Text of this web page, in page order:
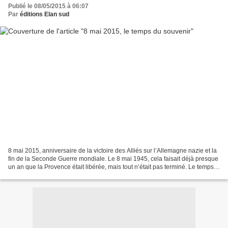
Publié le 08/05/2015 à 06:07
Par éditions Elan sud
8 mai 2015, anniversaire de la victoire des Alliés sur l’Allemagne nazie et la
fin de la Seconde Guerre mondiale. Le 8 mai 1945, cela faisait déjà presque
un an que la Provence était libérée, mais tout n’était pas terminé. Le temps